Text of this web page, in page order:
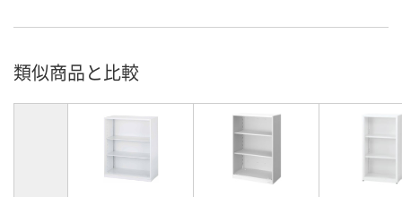
類似商品と比較